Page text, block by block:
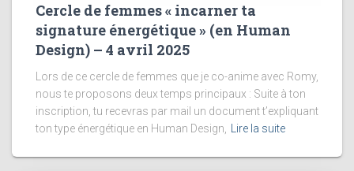
Cercle de femmes « incarner ta
signature énergétique » (en Human
Design) – 4 avril 2025
Lors de ce cercle de femmes que je co-anime avec Romy,
nous te proposons deux temps principaux : Suite à ton
inscription, tu recevras par mail un document t’expliquant
ton type énergétique en Human Design, Lire la suite